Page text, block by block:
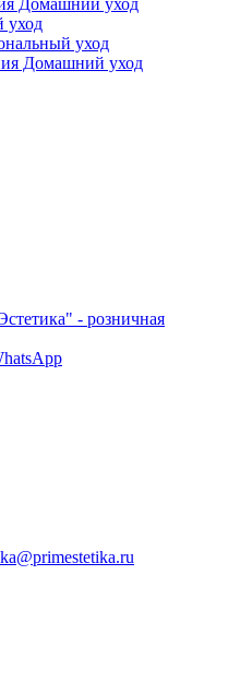
Домашний уход
уход
Домашний уход
- розничная